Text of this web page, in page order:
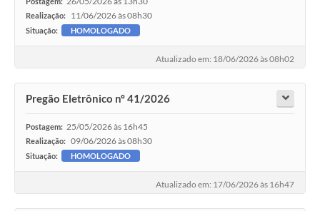
Realização: 11/06/2026 às 08h30
Situação: HOMOLOGADO
Atualizado em: 18/06/2026 às 08h02
Pregão Eletrônico nº 41/2026
Postagem: 25/05/2026 às 16h45
Realização: 09/06/2026 às 08h30
Situação: HOMOLOGADO
Atualizado em: 17/06/2026 às 16h47